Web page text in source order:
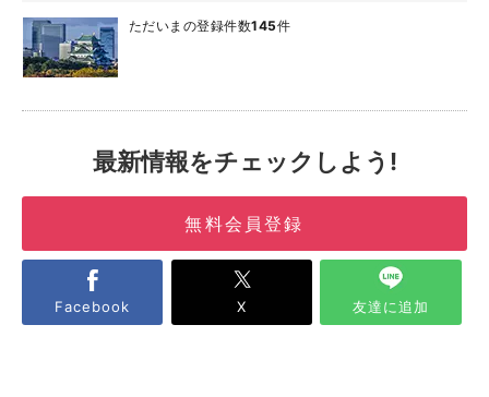
ただいまの登録件数145件
最新情報をチェックしよう!
無料会員登録
Facebook X 友達に追加